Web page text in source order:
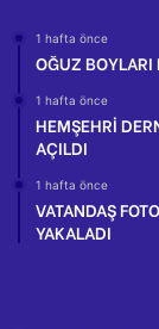
1 hafta önce
OĞUZ BOYLARI
1 hafta önce
HEMŞEHRİ
AÇILDI
1 hafta önce
VATANDAŞ
YAKALADI